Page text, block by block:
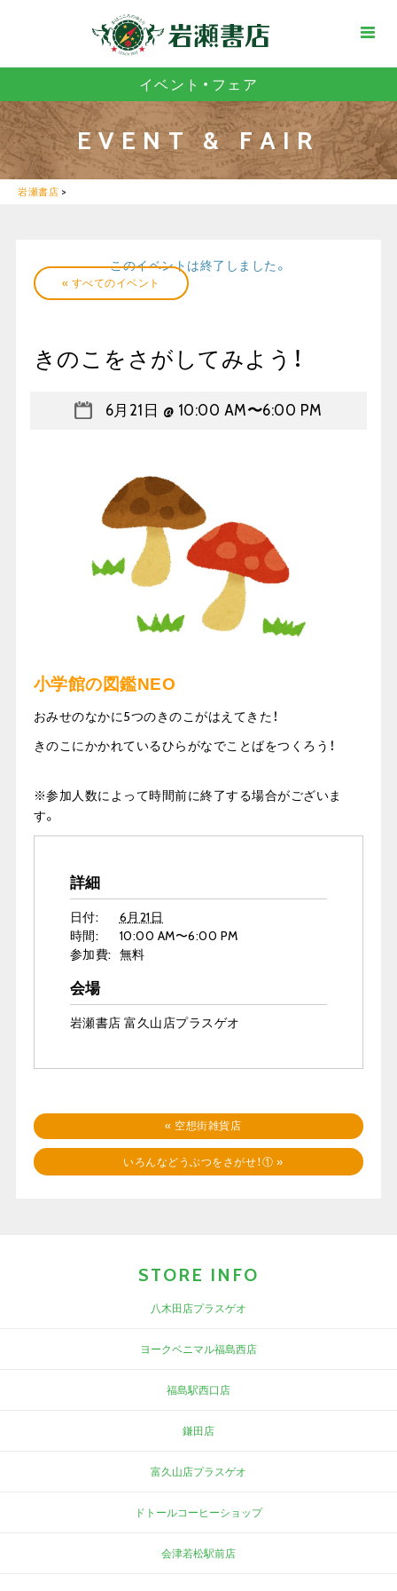
イベント・フェア
EVENT & FAIR
岩瀬書店 >
« すべてのイベント
このイベントは終了しました。
きのこをさがしてみよう！
6月21日 @ 10:00 AM〜6:00 PM
小学館の図鑑NEO
おみせのなかに5つのきのこがはえてきた！
きのこにかかれているひらがなでことばをつくろう！
※参加人数によって時間前に終了する場合がございま
す。
詳細
日付:
6月21日
時間:
10:00 AM〜6:00 PM
参加費: 無料
会場
岩瀬書店 富久山店プラスゲオ
« 空想街雑貨店
いろんなどうぶつをさがせ！① »
STORE INFO
八木田店プラスゲオ
ヨークベニマル福島西店
福島駅西口店
鎌田店
富久山店プラスゲオ
ドトールコーヒーショップ
会津若松駅前店